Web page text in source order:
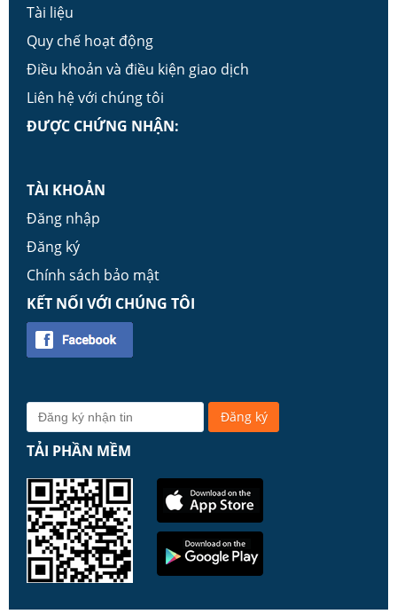
Tài liệu
Quy chế hoạt động
Điều khoản và điều kiện giao dịch
Liên hệ với chúng tôi
ĐƯỢC CHỨNG NHẬN:
TÀI KHOẢN
Đăng nhập
Đăng ký
Chính sách bảo mật
KẾT NỐI VỚI CHÚNG TÔI
TẢI PHẦN MỀM